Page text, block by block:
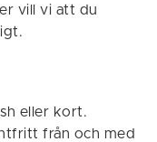
vill vi att du
eller kort.
från och med